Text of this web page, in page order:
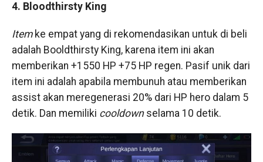
4. Bloodthirsty King
Itemke empat yang di rekomendasikan untuk di beli
adalah Booldthirsty King, karena item ini akan
memberikan +1550 HP +75 HP regen. Pasif unik dari
item ini adalah apabila membunuh atau memberikan
assist akan meregenerasi 20% dari HP hero dalam 5
detik. Dan memiliki cooldownselama 10 detik.